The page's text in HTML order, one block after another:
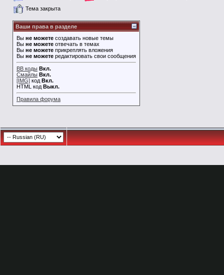
Тема закрыта
Ваши права в разделе
Вы не можете создавать новые темы
Вы не можете отвечать в темах
Вы не можете прикреплять вложения
Вы не можете редактировать свои сообщения
BB коды Вкл.
Смайлы Вкл.
[IMG] код Вкл.
HTML код Выкл.
Правила форума